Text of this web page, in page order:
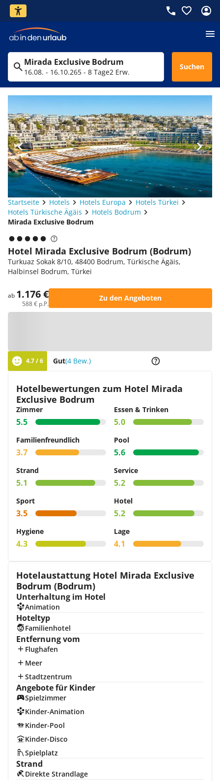
Mirada Exclusive Bodrum
16.08. - 16.10.265 - 8 Tage2 Erw.
Suchen
Startseite Hotels Hotels Europa
Hotels Türkei
Hotels Türkische Ägäis
Hotels Bodrum
Mirada Exclusive Bodrum
Hotel Mirada Exclusive Bodrum (Bodrum)
Turkuaz Sokak 8/10, 48400 Bodrum, Türkische Ägäis,
Halbinsel Bodrum, Türkei
ab 1.176 €
588 € p.P.
Zu den Angeboten
4.7 / 6 Gut(4 Bew.)
Hotelbewertungen zum Hotel Mirada
Exclusive Bodrum
Zimmer
5.5
Essen & Trinken
5.0
Familienfreundlich
3.7
Pool
5.6
Strand
5.1
Service
5.2
Sport
3.5
Hotel
5.2
Hygiene
4.3
Lage
4.1
Hotelaustattung Hotel Mirada Exclusive
Bodrum (Bodrum)
Unterhaltung im Hotel
Animation
Hoteltyp
Familienhotel
Entfernung vom
Flughafen
Meer
Stadtzentrum
Angebote für Kinder
Spielzimmer
Kinder-Animation
Kinder-Pool
Kinder-Disco
Spielplatz
Strand
Direkte Strandlage